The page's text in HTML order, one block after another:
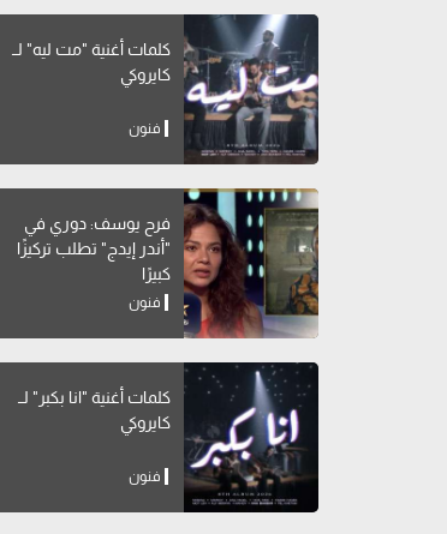
كلمات أغنية "مت ليه" لــ
كايروكي
فنون
فرح يوسف: دوري في
"أندر إيدج" تطلب تركيزًا
كبيرًا
فنون
كلمات أغنية "انا بكبر" لــ
كايروكي
فنون